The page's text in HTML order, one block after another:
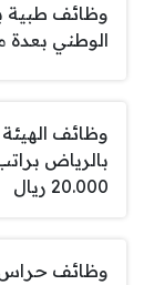
وظائف طبية
الوطني بعدة
وظائف الهيئة
بالرياض
20.000 ريال
وظائف